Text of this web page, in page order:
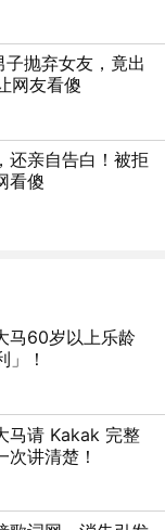
抛弃女友，竟出
网友看傻
还亲自告白！被拒
看傻
马60岁以上乐龄
」！
马请 Kakak 完整
讲清楚！